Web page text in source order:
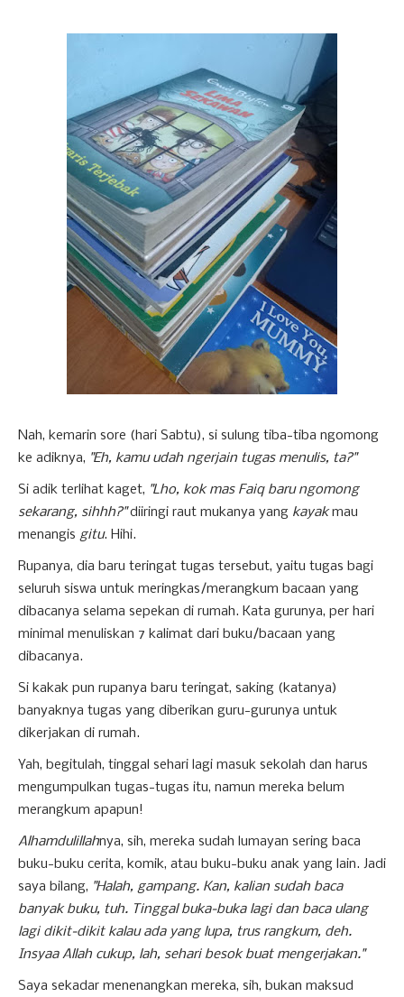
Nah, kemarin sore (hari Sabtu), si sulung tiba-tiba ngomong
ke adiknya, "Eh, kamu udah ngerjain tugas menulis, ta?"
Si adik terlihat kaget, "Lho, kok mas Faiq baru ngomong
sekarang, sihhh?"diiringi raut mukanya yang kayakmau
menangis gitu. Hihi.
Rupanya, dia baru teringat tugas tersebut, yaitu tugas bagi
seluruh siswa untuk meringkas/merangkum bacaan yang
dibacanya selama sepekan di rumah. Kata gurunya, per hari
minimal menuliskan 7 kalimat dari buku/bacaan yang
dibacanya.
Si kakak pun rupanya baru teringat, saking (katanya)
banyaknya tugas yang diberikan guru-gurunya untuk
dikerjakan di rumah.
Yah, begitulah, tinggal sehari lagi masuk sekolah dan harus
mengumpulkan tugas-tugas itu, namun mereka belum
merangkum apapun!
Alhamdulillahnya, sih, mereka sudah lumayan sering baca
buku-buku cerita, komik, atau buku-buku anak yang lain. Jadi
saya bilang, "Halah, gampang. Kan, kalian sudah baca
banyak buku, tuh. Tinggal buka-buka lagi dan baca ulang
lagi dikit-dikit kalau ada yang lupa, trus rangkum, deh.
Insyaa Allah cukup, lah, sehari besok buat mengerjakan."
Saya sekadar menenangkan mereka, sih, bukan maksud